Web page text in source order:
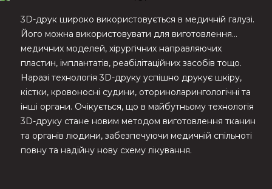
3D-друк широко використовується в медичній галузі.
Його можна використовувати для виготовлення
медичних моделей, хірургічних направляючих
пластин, імплантатів, реабілітаційних засобів тощо.
Наразі технологія 3D-друку успішно друкує шкіру,
кістки, кровоносні судини, оториноларингологічні та
інші органи. Очікується, що в майбутньому технологія
3D-друку стане новим методом виготовлення тканин
та органів людини, забезпечуючи медичній спільноті
повну та надійну нову схему лікування.